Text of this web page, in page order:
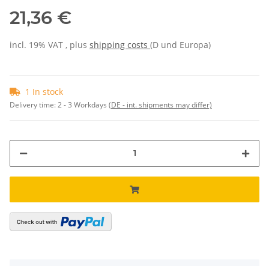
21,36 €
incl. 19% VAT , plus shipping costs (D und Europa)
1 In stock
Delivery time:2 - 3 Workdays (DE - int. shipments may differ)